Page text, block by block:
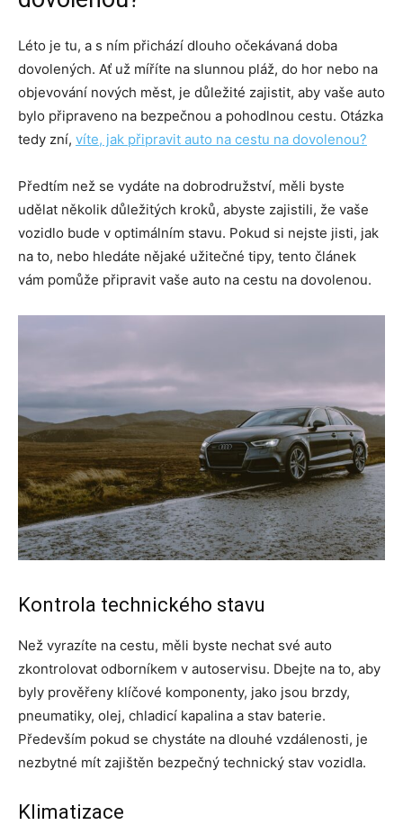
Léto je tu, a s ním přichází dlouho očekávaná doba
dovolených. Ať už míříte na slunnou pláž, do hor nebo na
objevování nových měst, je důležité zajistit, aby vaše auto
bylo připraveno na bezpečnou a pohodlnou cestu. Otázka
tedy zní, víte, jak připravit auto na cestu na dovolenou?
Předtím než se vydáte na dobrodružství, měli byste
udělat několik důležitých kroků, abyste zajistili, že vaše
vozidlo bude v optimálním stavu. Pokud si nejste jisti, jak
na to, nebo hledáte nějaké užitečné tipy, tento článek
vám pomůže připravit vaše auto na cestu na dovolenou.
Kontrola technického stavu
Než vyrazíte na cestu, měli byste nechat své auto
zkontrolovat odborníkem v autoservisu. Dbejte na to, aby
byly prověřeny klíčové komponenty, jako jsou brzdy,
pneumatiky, olej, chladicí kapalina a stav baterie.
Především pokud se chystáte na dlouhé vzdálenosti, je
nezbytné mít zajištěn bezpečný technický stav vozidla.
Klimatizace